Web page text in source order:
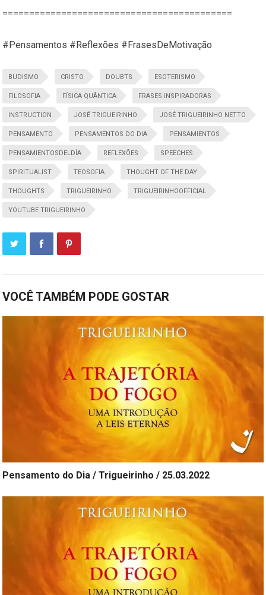
===========================================
#Pensamentos #Reflexões #FrasesDeMotivação
BUDISMO CRISTO DOUBTS ESOTERISMO
FILOSOFIA FÍSICA QUÂNTICA FRASES INSPIRADORAS
INSTRUCTION JOSÉ TRIGUEIRINHO JOSÉ TRIGUEIRINHO NETTO
PENSAMENTO PENSAMENTOS DO DIA PENSAMIENTOS
PENSAMIENTOSDELDÍA REFLEXÕES SPEECHES
SPIRITUALIST TEOSOFIA THOUGHT OF THE DAY
THOUGHTS TRIGUEIRINHO TRIGUEIRINHOOFFICIAL
YOUTUBE TRIGUEIRINHO
VOCÊ TAMBÉM PODE GOSTAR
Pensamento do Dia / Trigueirinho / 25.03.2022